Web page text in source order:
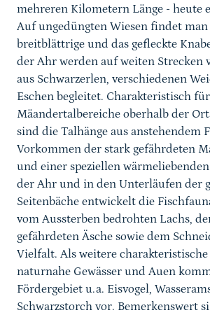
mehreren Kilometern Länge - heute
Auf ungedüngten Wiesen findet
breitblättrige und das gefleckte
der Ahr werden auf weiten Strecken
aus Schwarzerlen, verschiedenen
Eschen begleitet. Charakteristisch
Mäandertalbereiche oberhalb der
sind die Talhänge aus anstehendem
Vorkommen der stark gefährdeten
und einer speziellen
der Ahr und in den Unterläufen der
Seitenbäche entwickelt die
vom Aussterben bedrohten Lachs,
gefährdeten Äsche sowie dem
Vielfalt. Als weitere
naturnahe Gewässer und Auen
Fördergebiet u.a. Eisvogel,
Schwarzstorch vor. Bemerkenswert